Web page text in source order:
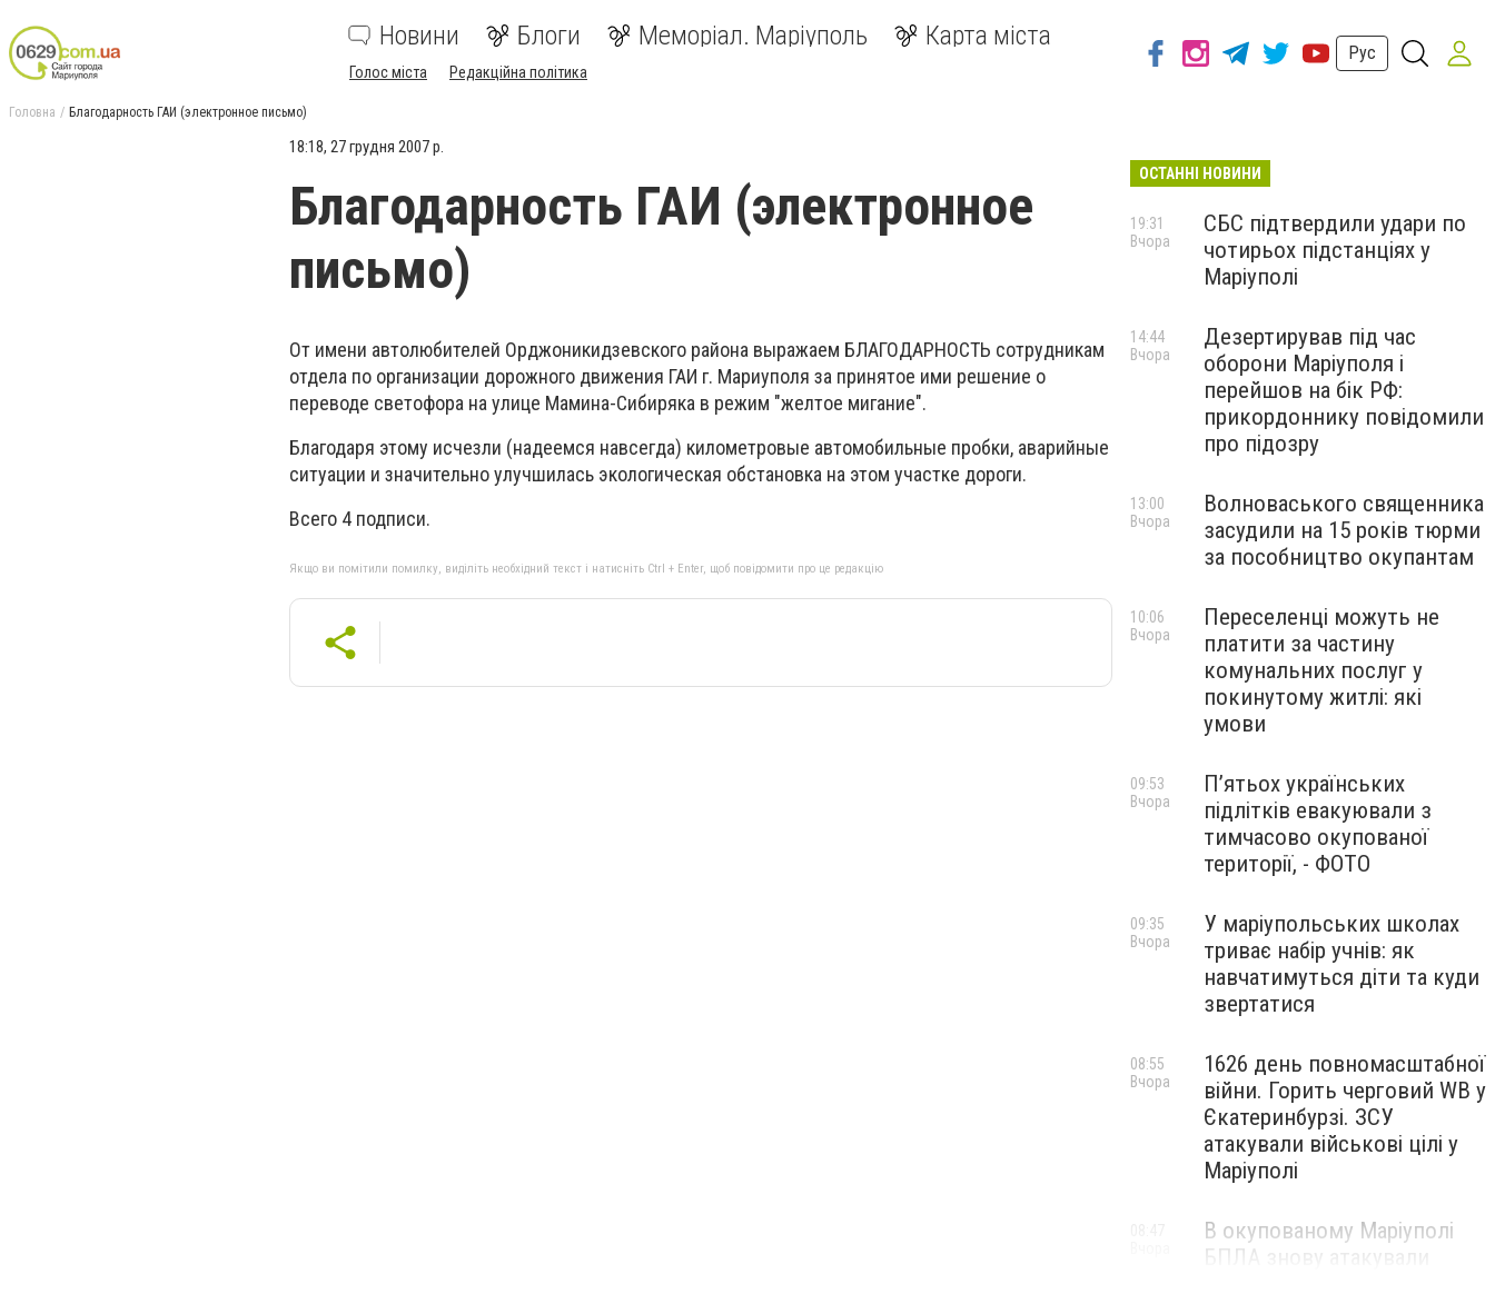
Новини Блоги Меморіал. Маріуполь Карта міста
Голос міста Редакційна політика
Рус
Головна Благодарность ГАИ (электронное письмо)
18:18, 27 грудня 2007 р.
Благодарность ГАИ (электронное
письмо)
От имени автолюбителей Орджоникидзевского района выражаем БЛАГОДАРНОСТЬ сотрудникам
отдела по организации дорожного движения ГАИ г. Мариуполя за принятое ими решение о
переводе светофора на улице Мамина-Сибиряка в режим "желтое мигание".
Благодаря этому исчезли (надеемся навсегда) километровые автомобильные пробки, аварийные
ситуации и значительно улучшилась экологическая обстановка на этом участке дороги.
Всего 4 подписи.
Якщо ви помітили помилку, виділіть необхідний текст і натисніть Ctrl + Enter, щоб повідомити про це редакцію
ОСТАННІ НОВИНИ
СБС підтвердили удари по
чотирьох підстанціях у
Маріуполі
19:31
Вчора
Дезертирував під час
оборони Маріуполя і
перейшов на бік РФ:
прикордоннику повідомили
про підозру
14:44
Вчора
Волноваського священника
засудили на 15 років тюрми
за пособництво окупантам
13:00
Вчора
Переселенці можуть не
платити за частину
комунальних послуг у
покинутому житлі: які
умови
10:06
Вчора
П’ятьох українських
підлітків евакуювали з
тимчасово окупованої
території, - ФОТО
09:53
Вчора
У маріупольських школах
триває набір учнів: як
навчатимуться діти та куди
звертатися
09:35
Вчора
1626 день повномасштабної
війни. Горить черговий WB у
Єкатеринбурзі. ЗСУ
атакували військові цілі у
Маріуполі
08:55
Вчора
В окупованому Маріуполі
БПЛА знову атакували